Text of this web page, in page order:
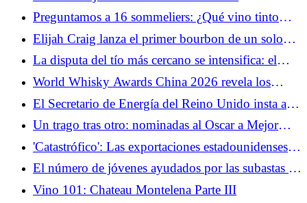
Preguntamos a 16 sommeliers: ¿Qué vino tinto
ofrece la mejor relación calidad-precio? (2026)
Elijah Craig lanza el primer bourbon de un solo
barril de 15 años a 108 grados
La disputa del tío más cercano se intensifica: el
cofundador se declara en quiebra y demanda al
prestamista, mientras el síndico pide sanciones
World Whisky Awards China 2026 revela los
ganadores
El Secretario de Energía del Reino Unido insta a
los pubs a servir cerveza más caliente para combatir
el aumento de los costos de la electricidad
Un trago tras otro: nominadas al Oscar a Mejor
Película como whiskies
'Catastrófico': Las exportaciones estadounidenses
caen en 357 millones de dólares tras la prohibición
del vino en Canadá
El número de jóvenes ayudados por las subastas de
whisky supera la barrera de los 3.000
Vino 101: Chateau Montelena Parte III